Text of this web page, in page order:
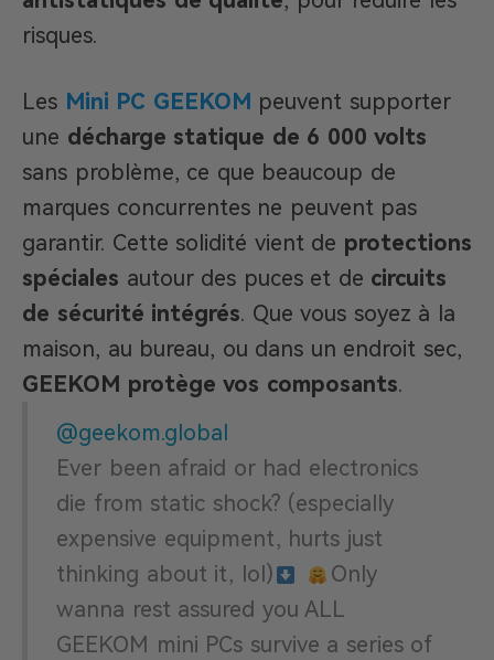
risques.
Les Mini PC GEEKOM peuvent supporter
une décharge statique de 6 000 volts
sans problème, ce que beaucoup de
marques concurrentes ne peuvent pas
garantir. Cette solidité vient de protections
spéciales autour des puces et de circuits
de sécurité intégrés. Que vous soyez à la
maison, au bureau, ou dans un endroit sec,
GEEKOM protège vos composants.
@geekom.global
Ever been afraid or had electronics
die from static shock? (especially
expensive equipment, hurts just
thinking about it, lol)
Only
wanna rest assured you ALL
GEEKOM mini PCs survive a series of